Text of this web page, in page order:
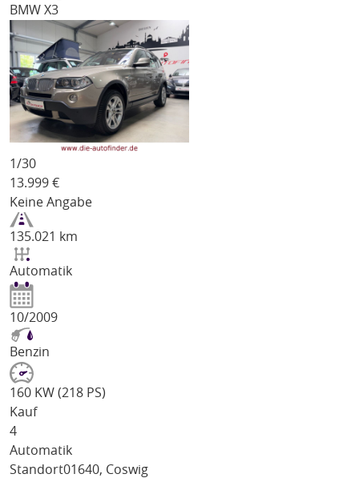
BMW X3
1/30
13.999 €
Keine Angabe
135.021 km
Automatik
10/2009
Benzin
160 KW (218 PS)
Kauf
4
Automatik
Standort01640, Coswig